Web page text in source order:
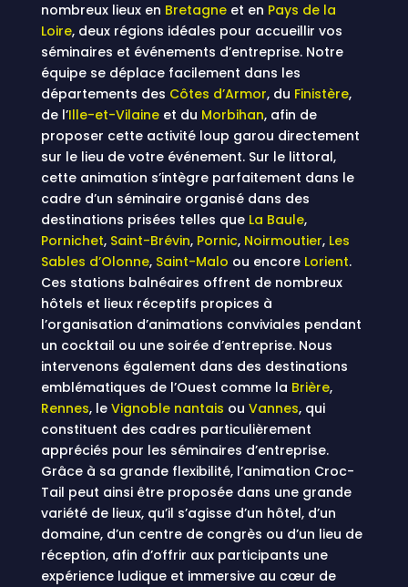
nombreux lieux en Bretagneet en Pays de la
Loire, deux régions idéales pour accueillir vos
séminaires et événements d’entreprise. Notre
équipe se déplace facilement dans les
départements des Côtes d’Armor, du Finistère,
de l’Ille-et-Vilaineet du Morbihan, afin de
proposer cette activité loup garou directement
sur le lieu de votre événement. Sur le littoral,
cette animation s’intègre parfaitement dans le
cadre d’un séminaire organisé dans des
destinations prisées telles que La Baule,
Pornichet, Saint-Brévin, Pornic, Noirmoutier, Les
Sables d’Olonne, Saint-Malo ou encore Lorient.
Ces stations balnéaires offrent de nombreux
hôtels et lieux réceptifs propices à
l’organisation d’animations conviviales pendant
un cocktail ou une soirée d’entreprise. Nous
intervenons également dans des destinations
emblématiques de l’Ouest comme la Brière,
Rennes, le Vignoble nantais ou Vannes, qui
constituent des cadres particulièrement
appréciés pour les séminaires d’entreprise.
Grâce à sa grande flexibilité, l’animation Croc-
Tail peut ainsi être proposée dans une grande
variété de lieux, qu’il s’agisse d’un hôtel, d’un
domaine, d’un centre de congrès ou d’un lieu de
réception, afin d’offrir aux participants une
expérience ludique et immersive au cœur de